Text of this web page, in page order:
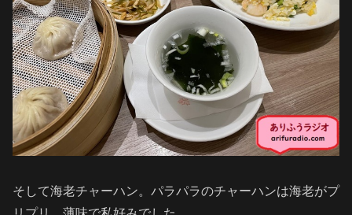
そして海老チャーハン。パラパラのチャーハンは海老がプ